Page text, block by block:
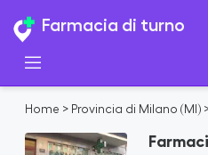
Farmacia di turno
Home > Provincia di Milano (MI)